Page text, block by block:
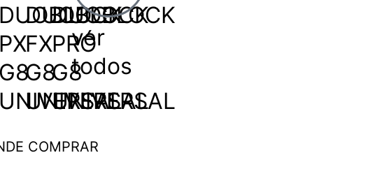
DUOBLOCK
FX
G8
UNIVERSAL
DUOBLOCK
PRÓ
G8
UNIVERSAL
ver
todos
COMPRAR